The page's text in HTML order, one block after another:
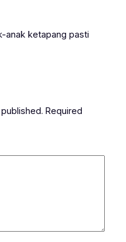
anak ketapang pasti
Required